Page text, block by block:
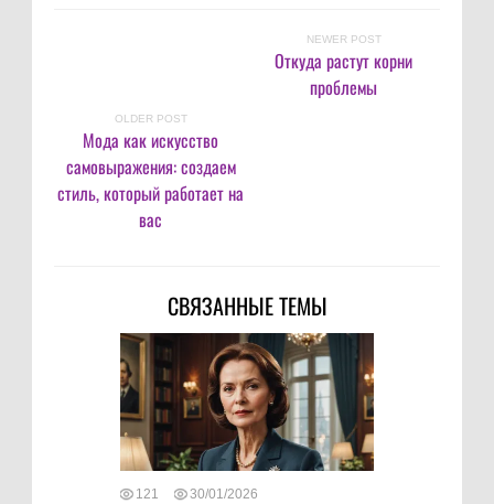
NEWER POST
Откуда растут корни
проблемы
OLDER POST
Мода как искусство
самовыражения: создаем
стиль, который работает на
вас
СВЯЗАННЫЕ ТЕМЫ
121 30/01/2026